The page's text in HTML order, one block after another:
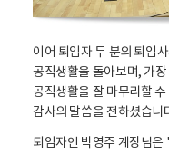
이어 퇴임자 두 분의 퇴임
공직생활을 돌아보며, 가
공직생활을 잘 마무리할
감사의 말씀을 전하셨습니
퇴임자인 박영주 계장님